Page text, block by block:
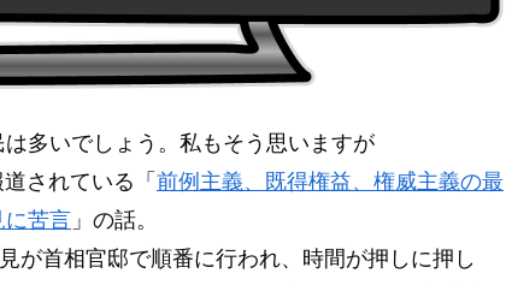
多いでしょう。私もそう思いますが
されている「 前例主義、既得権益、権威主義の最
苦言 」の話。
が首相官邸で順番に行われ、時間が押しに押し